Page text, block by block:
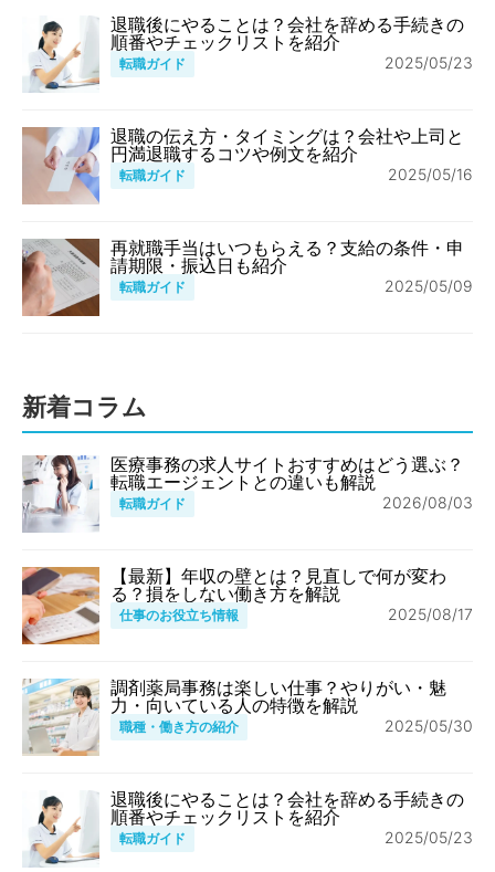
退職後にやることは？会社を辞める手続きの
順番やチェックリストを紹介
転職ガイド 2025/05/23
退職の伝え方・タイミングは？会社や上司と
円満退職するコツや例文を紹介
転職ガイド 2025/05/16
再就職手当はいつもらえる？支給の条件・申
請期限・振込日も紹介
転職ガイド 2025/05/09
新着コラム
医療事務の求人サイトおすすめはどう選ぶ？
転職エージェントとの違いも解説
転職ガイド 2026/08/03
【最新】年収の壁とは？見直しで何が変わ
る？損をしない働き方を解説
仕事のお役立ち情報 2025/08/17
調剤薬局事務は楽しい仕事？やりがい・魅
力・向いている人の特徴を解説
職種・働き方の紹介 2025/05/30
退職後にやることは？会社を辞める手続きの
順番やチェックリストを紹介
転職ガイド 2025/05/23